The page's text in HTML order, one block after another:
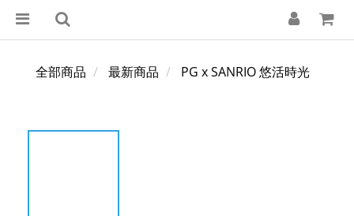
全部商品 最新商品 PG x SANRIO 悠活時光